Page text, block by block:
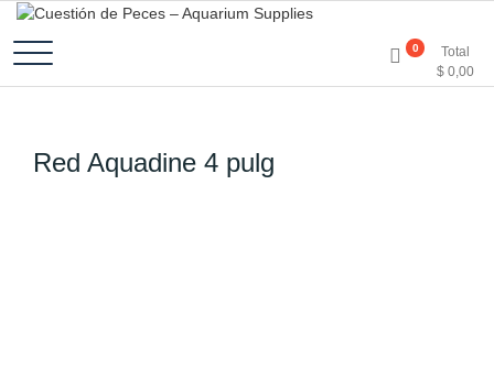
Cuestión de Peces –
Aquarium Supplies
0
Total
$ 0,00
Red Aquadine 4 pulg